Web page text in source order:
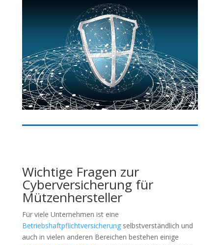
Wichtige Fragen zur
Cyberversicherung für
Mützenhersteller
Für viele Unternehmen ist eine
Betriebshaftpflichtversicherungselbstverständlich und
auch in vielen anderen Bereichen bestehen einige